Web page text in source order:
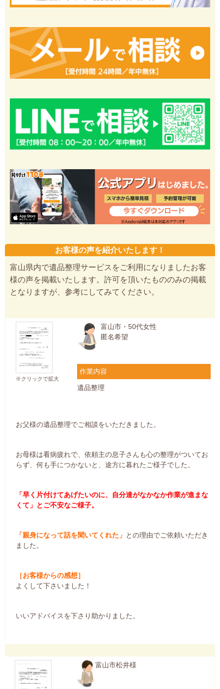
お客様の声を紹介いたします！
富山県内で遺品整理サービスをご利用になりましたお客
様の声を掲載いたします。許可を頂いたもののみの掲載
となりますが、参考にしてみてください。
※クリックで拡大
富山市・50代女性
匿名希望
作業内容
遺品整理
お父様の遺品整理でご相談をいただきました。
お母様は看病疲れで、依頼主の息子さんも心の整理がついてお
らず、何も手につかないと、途方に暮れたご様子でした。
「早く片付けてあげたいのに、自分達がなかなか作業が進まな
くて」とご不安なご様子。
「親身になって話を聞いてくれた」 との理由でご依頼いただき
ました。
［お客様からの感想］
よくして下さいました！
いいアドバイスを下さり助かりました。
富山市松井様